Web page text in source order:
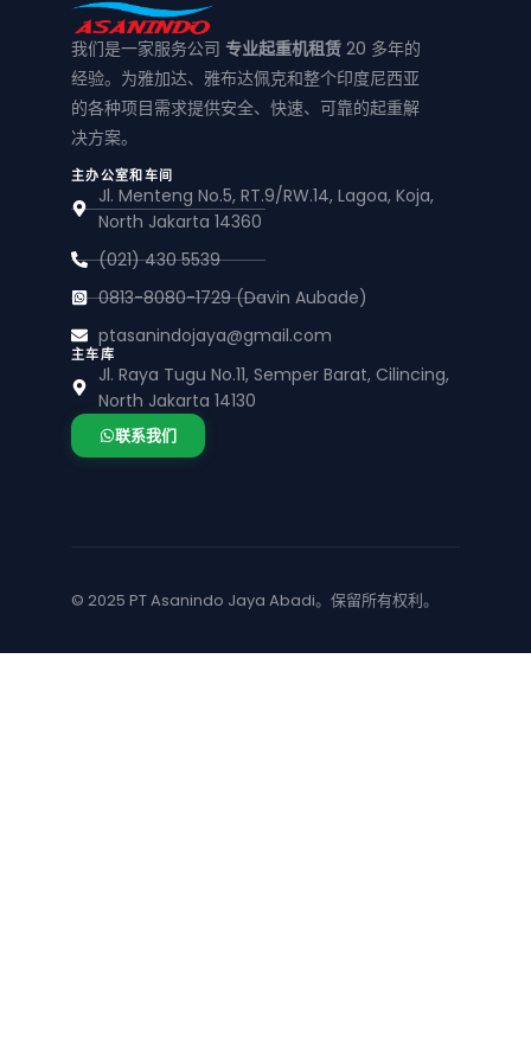
我们是一家服务公司 专业起重机租赁 20 多年的
经验。为雅加达、雅布达佩克和整个印度尼西亚
的各种项目需求提供安全、快速、可靠的起重解
决方案。
主办公室和车间
Jl. Menteng No.5, RT.9/RW.14, Lagoa, Koja,
North Jakarta 14360
(021) 430 5539
0813-8080-1729 (Davin Aubade)
ptasanindojaya@gmail.com
主车库
Jl. Raya Tugu No.11, Semper Barat, Cilincing,
North Jakarta 14130
联系我们
© 2025 PT Asanindo Jaya Abadi。保留所有权利。